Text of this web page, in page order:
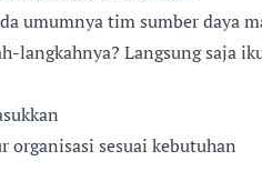
umumnya tim sumber daya
langkahnya? Langsung saja
organisasi sesuai kebutuhan